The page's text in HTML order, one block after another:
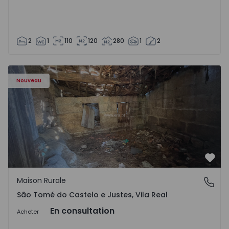
2 1 110 120 280 1 2
Nouveau
Maison Vila Real, São Tomé do Castelo e Justes -
São Tomé do Castelo e Justes, Vila Real
Maison Rurale
São Tomé do Castelo e Justes, Vila Real
Acheter En consultation